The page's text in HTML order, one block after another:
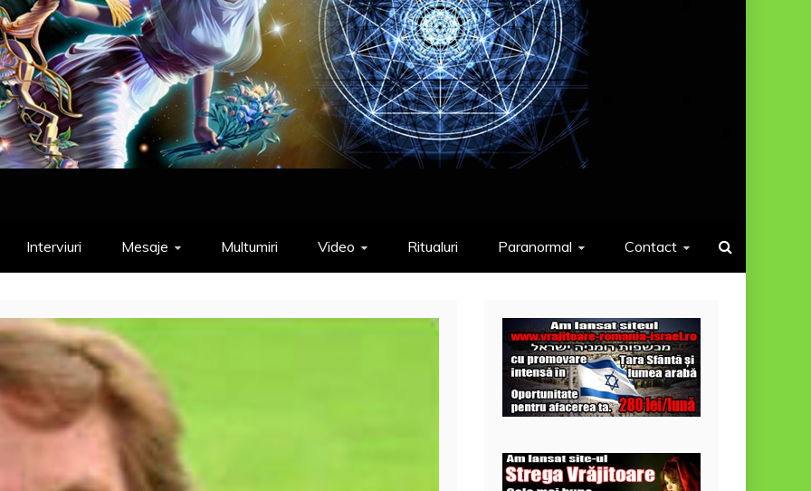
Interviuri Mesaje Multumiri Video Ritualuri Paranormal Contact